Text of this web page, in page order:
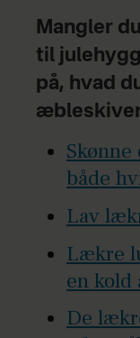
Mangler
til
på, hvad
både
Lav
Lækre
en kold
De